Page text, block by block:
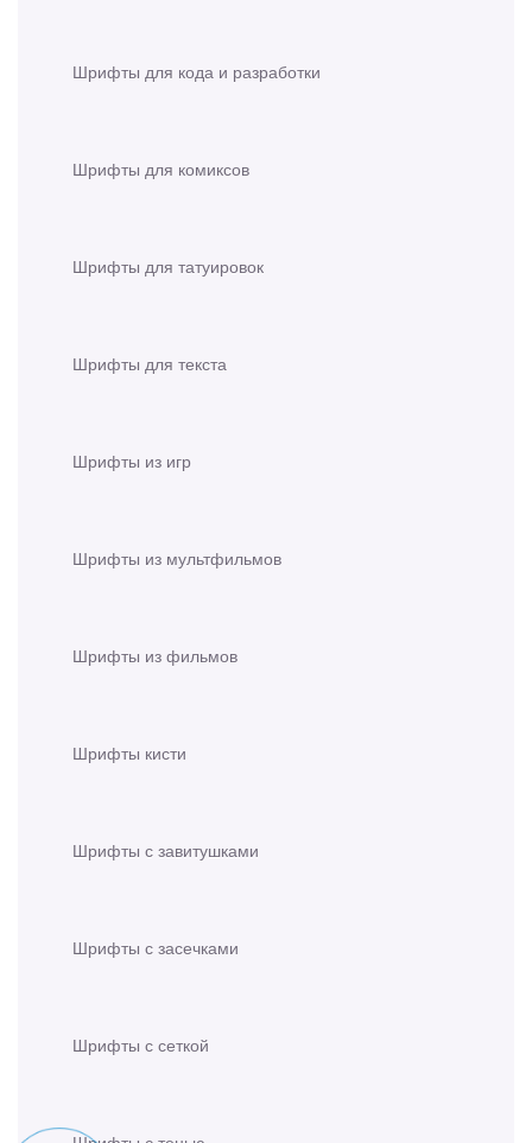
Шрифты для кода и разработки
Шрифты для комиксов
Шрифты для татуировок
Шрифты для текста
Шрифты из игр
Шрифты из мультфильмов
Шрифты из фильмов
Шрифты кисти
Шрифты с завитушками
Шрифты с засечками
Шрифты с сеткой